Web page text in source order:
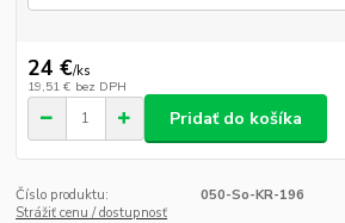
24 €/ks
19,51 € bez DPH
Pridať do košíka
Číslo produktu:
050-So-KR-196
Strážiť cenu / dostupnosť